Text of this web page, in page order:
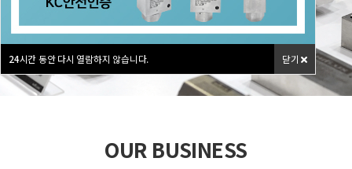
24시간 동안 다시 열람하지 않습니다. 닫기
OUR BUSINESS